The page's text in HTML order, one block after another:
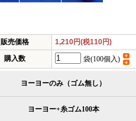
販売価格
1,210円(税110円)
購入数
袋(100個入)
ヨーヨーのみ（ゴム無し）
ヨーヨー+糸ゴム100本